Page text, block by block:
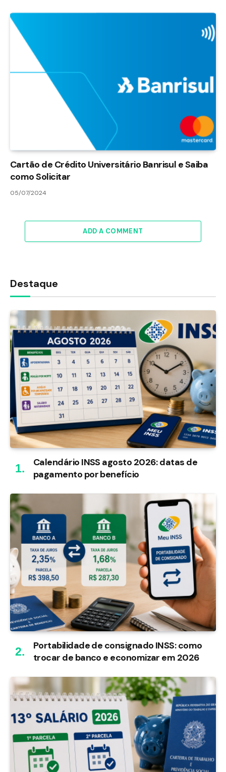
Cartão de Crédito Universitário Banrisul e Saiba
como Solicitar
05/07/2024
ADD A COMMENT
Destaque
Calendário INSS agosto 2026: datas de
pagamento por benefício
Portabilidade de consignado INSS: como
trocar de banco e economizar em 2026